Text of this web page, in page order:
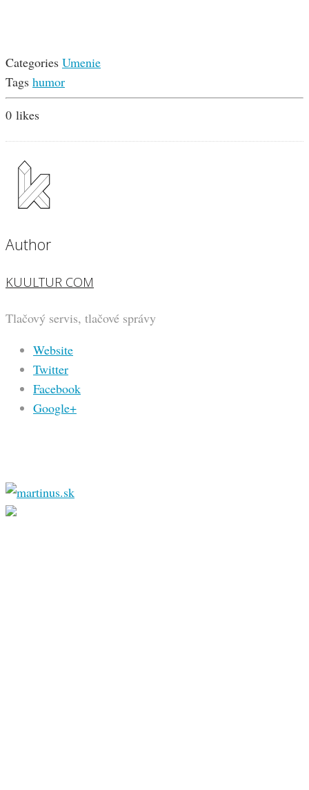
Categories Umenie
Tags humor
0 likes
Author
KUULTUR COM
Tlačový servis, tlačové správy
Website
Twitter
Facebook
Google+